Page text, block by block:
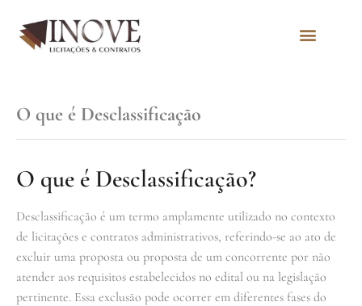
O que é Desclassificação
O que é Desclassificação?
Desclassificação é um termo amplamente utilizado no contexto
de licitações e contratos administrativos, referindo-se ao ato de
excluir uma proposta ou proposta de um concorrente por não
atender aos requisitos estabelecidos no edital ou na legislação
pertinente. Essa exclusão pode ocorrer em diferentes fases do